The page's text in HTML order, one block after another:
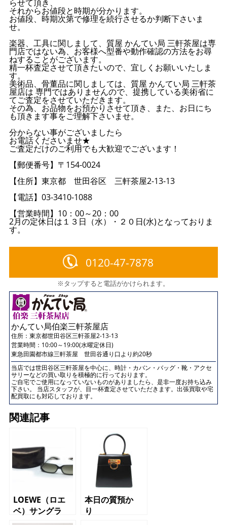
らせて頂き、
それからお値段と時期が分かります。
お値段、時期次第で修理を続行させるか判断下さいま
せ。
楽器、工具に関しまして、質屋 かんてい局 三軒茶屋は専
門店ではない為、お客様へ型番や動作確認の方法をお尋
ねすることがございます。
精一杯査定させて頂きたいので、宜しくお願いいたしま
す。
美術品、骨董品に関しましては、質屋 かんてい局 三軒茶
屋店は 専門ではありませんので、提携している美術省に
てご査定をさせていただきます。
その為、お品物をお預かりさせて頂き、また、お日にち
も頂きます事をご理解下さいませ。
分からない事がございましたら
お電話くださいませ★
ご査定だけのご利用でも大歓迎でございます！
【郵便番号】〒154-0024
【住所】東京都 世田谷区 三軒茶屋2-13-13
【電話】03-3410-1088
【営業時間】10：00～20：00
2月の定休日は１３日（水）・２０日(水)となっておりま
す。
0120-47-7878
※タップすると電話がかけられます。
かんてい局伯楽三軒茶屋店
住所： 東京都世田谷区三軒茶屋2-13-13
営業時間：10:00～19:00(水曜定休日)
東急田園都市線三軒茶屋 世田谷通り口より約20秒
当店では世田谷区三軒茶屋を中心に、時計・カバン・バッグ・靴・アクセ
サリーなどの買い取りを積極的に行っております。
ご自宅でご使用になっていないものがありましたら、是非一度お持ち込み
下さい。 当店スタッフが、目一杯査定させていただきます。出張買取や宅
配買取にも対応しております。
関連記事
LOEWE（ロエ
ベ）サングラ
ス オリーブ
本日の質預か
り